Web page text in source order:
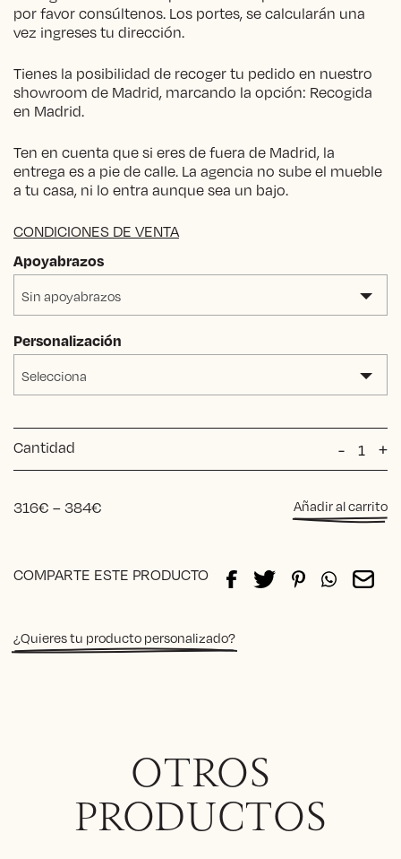
por favor consúltenos. Los portes, se calcularán una
vez ingreses tu dirección.
Tienes la posibilidad de recoger tu pedido en nuestro
showroom de Madrid, marcando la opción: Recogida
en Madrid.
Ten en cuenta que si eres de fuera de Madrid, la
entrega es a pie de calle. La agencia no sube el mueble
a tu casa, ni lo entra aunque sea un bajo.
CONDICIONES DE VENTA
Apoyabrazos
Sin apoyabrazos
Personalización
Selecciona
Cantidad -
Silla
Beatriz
orange
+
316€ –384€
384€
Añadir al carrito
COMPARTE ESTE PRODUCTO
¿Quieres tu producto personalizado?
OTROS
PRODUCTOS